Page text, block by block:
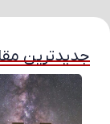
جدیدترین